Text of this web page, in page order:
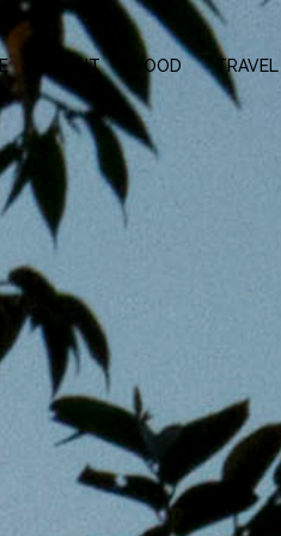
ABOUT FOOD TRAVEL